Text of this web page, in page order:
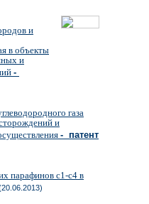
и
в объекты
и
-
газа
и
- патент
парафинов c1-c4 в